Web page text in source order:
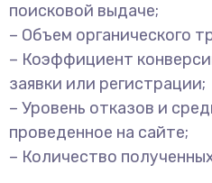
поисковой выдаче;
– Объем органического
– Коэффициент
заявки или регистрации;
– Уровень отказов и
проведенное на сайте;
– Количество